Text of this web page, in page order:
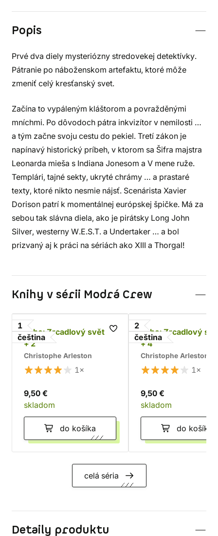
Popis
Prvé dva diely mysteriózny stredovekej detektívky.
Pátranie po náboženskom artefaktu, ktoré môže
zmeniť celý kresťanský svet.
Začína to vypáleným kláštorom a povražděnými
mníchmi. Po dôvodoch pátra inkvizítor v nemilosti …
a tým začne svoju cestu do pekiel. Tretí zákon je
napínavý historický príbeh, v ktorom sa Šifra majstra
Leonarda mieša s Indiana Jonesom a V mene ruže.
Templári, tajné sekty, ukryté chrámy … a prastaré
texty, ktoré nikto nesmie nájsť. Scenárista Xavier
Dorison patrí k momentálnej európskej špičke. Má za
sebou tak slávna diela, ako je pirátsky Long John
Silver, westerny W.E.S.T. a Undertaker … a bol
prizvaný aj k práci na sériách ako XIII a Thorgal!
Knihy v sérii Modrá Crew
1
čeština
Ekho: Zrcadlový svět 1
+ 2
Christophe Arleston
1×
9,50 €
skladom
do košíka
2
čeština
Ekho: Zrcadlový
+ 4
Christophe Arleston
1×
9,50 €
skladom
do košíka
celá séria
Detaily produktu